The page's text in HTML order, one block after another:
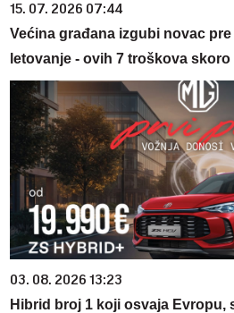
15. 07. 2026 07:44
Većina građana izgubi novac
letovanje - ovih 7 troškova
03. 08. 2026 13:23
Hibrid broj 1 koji osvaja Evropu,